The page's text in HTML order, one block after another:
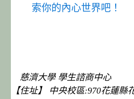
索你的內心世界吧！
慈濟大學 學生諮商中心
【住址】 中央校區:970花蓮